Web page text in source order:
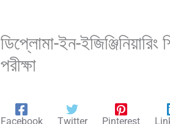
ডিপ্লোমা-ইন-
পরীক্ষা
Facebook Twitter Pinterest